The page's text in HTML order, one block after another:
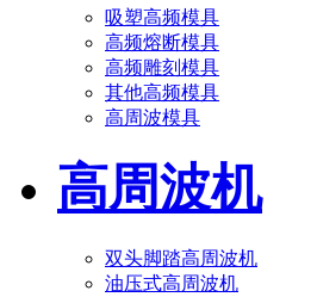
吸塑高频模具
高频熔断模具
高频雕刻模具
其他高频模具
高周波模具
高周波机
双头脚踏高周波机
油压式高周波机